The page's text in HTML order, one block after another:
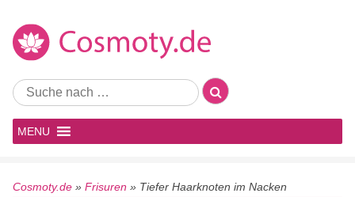
MENU
Cosmoty.de » Frisuren » Tiefer Haarknoten im Nacken